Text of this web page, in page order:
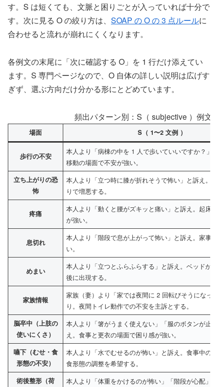
す。S は短くても、文脈と困りごとが入っていれば十分で
す。次に見る O の絞り方は、 SOAP の O の 3 点ルールに
合わせると流れが崩れにくくなります。
各例文の末尾に「次に確認する O」を 1 行だけ添えてい
ます。S 専門ページなので、O 自体の詳しい説明は広げす
ぎず、選ぶ方向だけ分かる形にとどめています。
頻出パターン別：S（ subjective ）例文
場面 S（ 1〜2 文例 ）
歩行の不安
本人より「病棟の中を 1 人で歩いていいですか？」
移動の場面で不安が強い。
立ち上がりの恐
怖
本人より「立つ時に膝が折れそうで怖い」と訴え。
りで増悪する。
疼痛
本人より「動くと腰がズキッと痛い」と訴え。起床
が強い。
息切れ
本人より「階段で息が上がって怖い」と訴え。家事
い。
めまい
本人より「立つとふらふらする」と訴え。ベッドか
後に出現する。
家族情報
家族（妻）より「家では夜間に 2 回転びそうになっ
り。夜間トイレ動作での不安を主訴とする。
脳卒中（上肢の
使いにくさ）
本人より「箸がうまく使えない」「服のボタンが止
え。食事と更衣の場面で困り感が強い。
嚥下（むせ・食
形態の不安）
本人より「水でむせるのが怖い」と訴え。食事中の
食形態の調整を希望する。
術後整形（荷
本人より「体重をかけるのが怖い」「階段が心配」